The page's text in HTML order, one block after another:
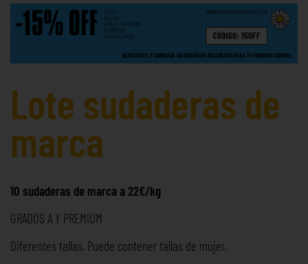
Lote sudaderas de
marca
10 sudaderas de marca a 22€/kg
GRADOS A Y PREMIUM
Diferentes tallas. Puede contener tallas de mujer.